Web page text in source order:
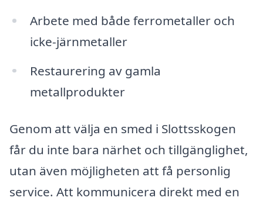
Arbete med både ferrometaller och
icke-järnmetaller
Restaurering av gamla
metallprodukter
Genom att välja en smed i Slottsskogen
får du inte bara närhet och tillgänglighet,
utan även möjligheten att få personlig
service. Att kommunicera direkt med en